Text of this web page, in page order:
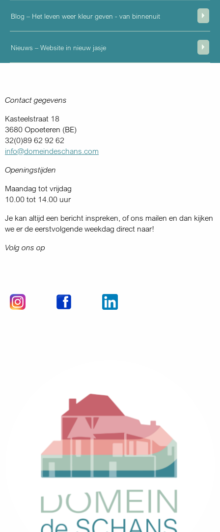
Blog – Het leven weer kleur geven - van binnenuit
Nieuws – Website in nieuw jasje
Contact gegevens
Kasteelstraat 18
3680 Opoeteren (BE)
32(0)89 62 92 62
info@domeindeschans.com
Openingstijden
Maandag tot vrijdag
10.00 tot 14.00 uur
Je kan altijd een bericht inspreken, of ons mailen en dan kijken
we er de eerstvolgende weekdag direct naar!
Volg ons op